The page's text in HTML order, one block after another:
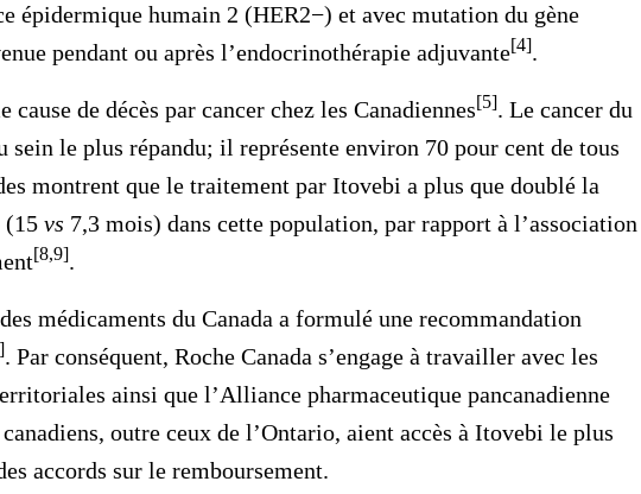
épidermique humain 2 (HER2−) et avec mutation du gène
pendant ou après l’endocrinothérapie adjuvante[4].
de décès par cancer chez les Canadiennes[5]. Le cancer du
sein le plus répandu; il représente environ 70 pour cent de tous
montrent que le traitement par Itovebi a plus que doublé la
(15 vs 7,3 mois) dans cette population, par rapport à l’association
[8,9].
médicaments du Canada a formulé une recommandation
. Par conséquent, Roche Canada s’engage à travailler avec les
ainsi que l’Alliance pharmaceutique pancanadienne
outre ceux de l’Ontario, aient accès à Itovebi le plus
accords sur le remboursement.